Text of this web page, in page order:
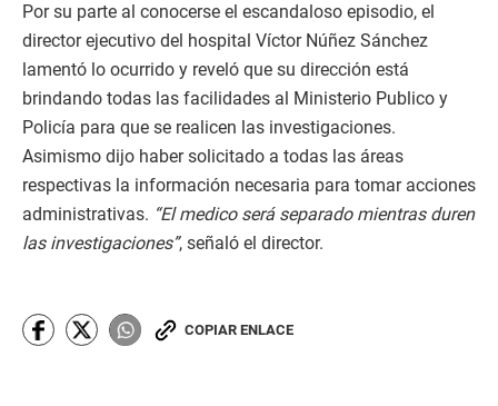
Por su parte al conocerse el escandaloso episodio, el
director ejecutivo del hospital Víctor Núñez Sánchez
lamentó lo ocurrido y reveló que su dirección está
brindando todas las facilidades al Ministerio Publico y
Policía para que se realicen las investigaciones.
Asimismo dijo haber solicitado a todas las áreas
respectivas la información necesaria para tomar acciones
administrativas. “El medico será separado mientras duren
las investigaciones”, señaló el director.
COPIAR ENLACE